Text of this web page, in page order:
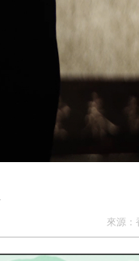
來源：